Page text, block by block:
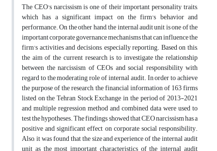
The CEO's narcissism is one of their important personality traits,
which has a significant impact on the firm's behavior and
performance. On the other hand, the internal audit unit is one of the
important corporate governance mechanisms that can influence the
firm's activities and decisions, especially reporting. Based on this,
the aim of the current research is to investigate the relationship
between the narcissism of CEOs and social responsibility with
regard to the moderating role of internal audit. In order to achieve
the purpose of the research, the financial information of 163 firms
listed on the Tehran Stock Exchange in the period of 2013-2021
and multiple regression method and combined data were used to
test the hypotheses. The findings showed that CEO narcissism has a
positive and significant effect on corporate social responsibility.
Also, it was found that the size and experience of the internal audit